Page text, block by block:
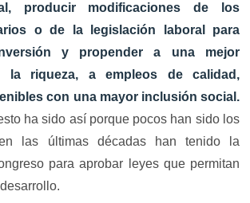
producir modificaciones de los
o de la legislación laboral para
y propender a una mejor
la riqueza, a empleos de calidad,
con una mayor inclusión social.
ha sido así porque pocos han sido los
las últimas décadas han tenido la
para aprobar leyes que permitan